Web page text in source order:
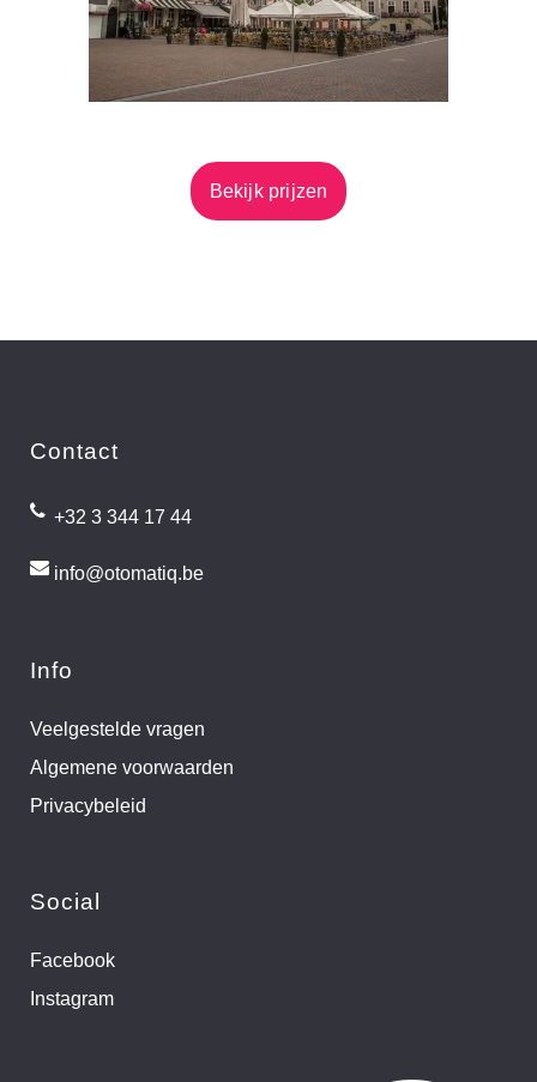
Bekijk prijzen
Contact
+32 3 344 17 44
info@otomatiq.be
Info
Veelgestelde vragen
Algemene voorwaarden
Privacybeleid
Social
Facebook
Instagram